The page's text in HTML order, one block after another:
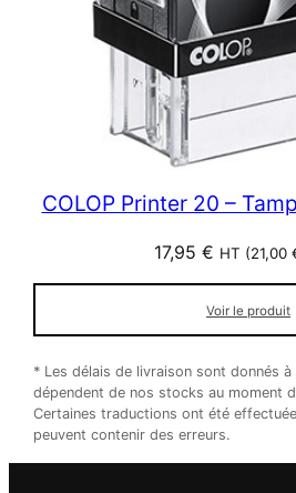
COLOP Printer 20 –
17,95 € HT (21,00
Voir le produit
* Les délais de livraison sont donnés
dépendent de nos stocks au moment
Certaines traductions ont été
peuvent contenir des erreurs.